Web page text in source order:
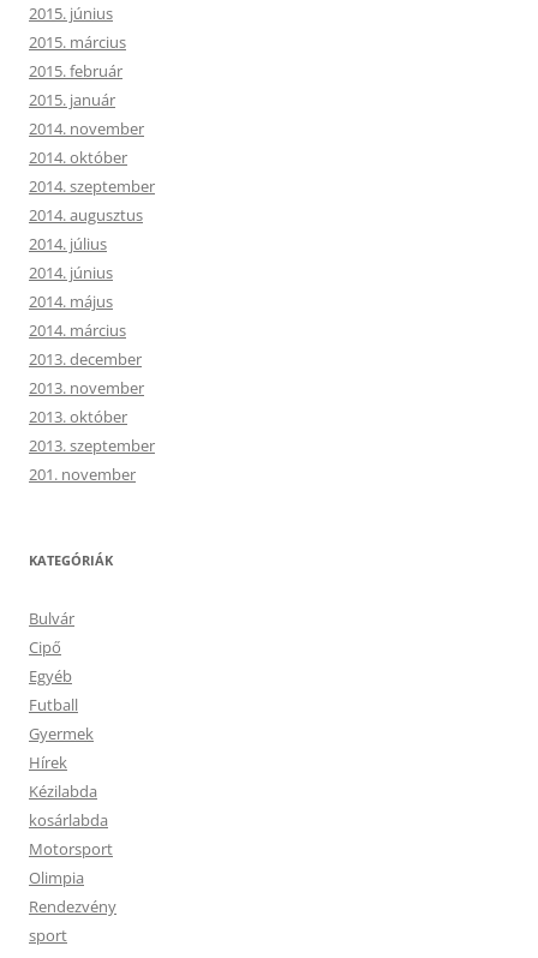
2015. június
2015. március
2015. február
2015. január
2014. november
2014. október
2014. szeptember
2014. augusztus
2014. július
2014. június
2014. május
2014. március
2013. december
2013. november
2013. október
2013. szeptember
201. november
KATEGÓRIÁK
Bulvár
Cipő
Egyéb
Futball
Gyermek
Hírek
Kézilabda
kosárlabda
Motorsport
Olimpia
Rendezvény
sport